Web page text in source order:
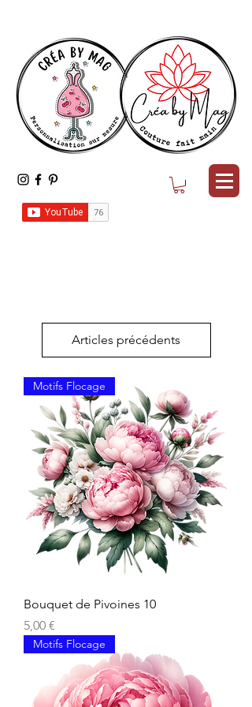
Articles précédents
Motifs Flocage
Bouquet de Pivoines 10
Prix
5,00 €
Motifs Flocage